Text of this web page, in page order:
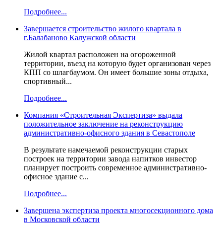
Подробнее...
Завершается строительство жилого квартала в
г.Балабаново Калужской области
Жилой квартал расположен на огороженной
территории, въезд на которую будет организован через
КПП со шлагбаумом. Он имеет большие зоны отдыха,
спортивный...
Подробнее...
Компания «Строительная Экспертиза» выдала
положительное заключение на реконструкцию
административно-офисного здания в Севастополе
В результате намечаемой реконструкции старых
построек на территории завода напитков инвестор
планирует построить современное административно-
офисное здание с...
Подробнее...
Завершена экспертиза проекта многосекционного дома
в Московской области